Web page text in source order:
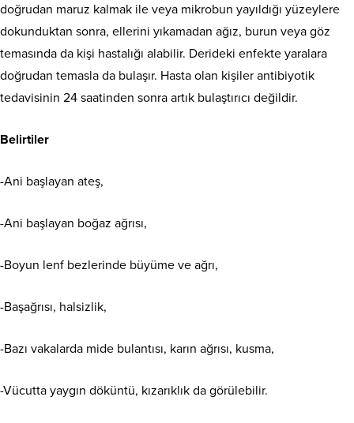
doğrudan maruz kalmak ile veya mikrobun yayıldığı yüzeylere
dokunduktan sonra, ellerini yıkamadan ağız, burun veya göz
temasında da kişi hastalığı alabilir. Derideki enfekte yaralara
doğrudan temasla da bulaşır. Hasta olan kişiler antibiyotik
tedavisinin 24 saatinden sonra artık bulaştırıcı değildir.
Belirtiler
-Ani başlayan ateş,
-Ani başlayan boğaz ağrısı,
-Boyun lenf bezlerinde büyüme ve ağrı,
-Başağrısı, halsizlik,
-Bazı vakalarda mide bulantısı, karın ağrısı, kusma,
-Vücutta yaygın döküntü, kızarıklık da görülebilir.